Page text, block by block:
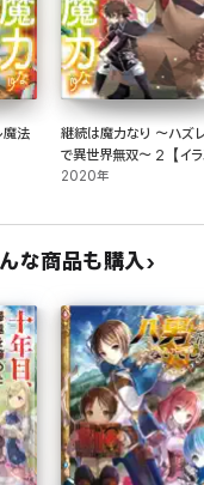
魔法
継続は魔力なり ～ハズ
で異世界無双～ 2【イラ
特典付き】
2020年
な商品も購入